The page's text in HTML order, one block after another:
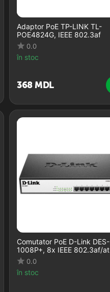
Adaptor PoE TP-LINK TL-
POE4824G, IEEE 802.3af
0.0
în stoc
‍368‍ MDL
Comutator PoE D-Link DES-
1008P+, 8x IEEE 802.3af/at
0.0
în stoc